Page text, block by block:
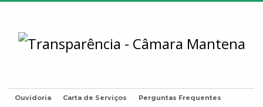
Ouvidoria Carta de Serviços
Perguntas Frequentes